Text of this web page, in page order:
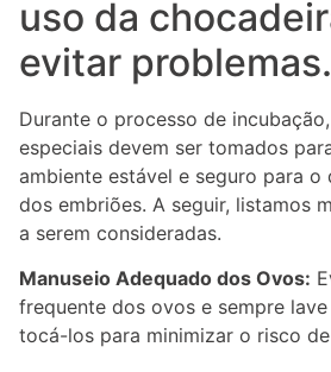
uso da
evitar problemas.
Durante o processo de
especiais devem ser tomados
ambiente estável e seguro para o
dos embriões. A seguir, listamos
a serem consideradas.
Manuseio Adequado dos Ovos:
frequente dos ovos e sempre
tocá-los para minimizar o risco